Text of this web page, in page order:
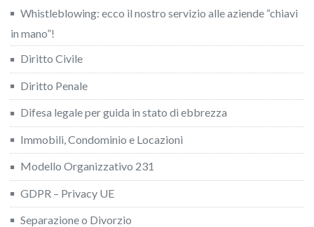
Whistleblowing: ecco il nostro servizio alle aziende “chiavi
in mano”!
Diritto Civile
Diritto Penale
Difesa legale per guida in stato di ebbrezza
Immobili, Condominio e Locazioni
Modello Organizzativo 231
GDPR – Privacy UE
Separazione o Divorzio